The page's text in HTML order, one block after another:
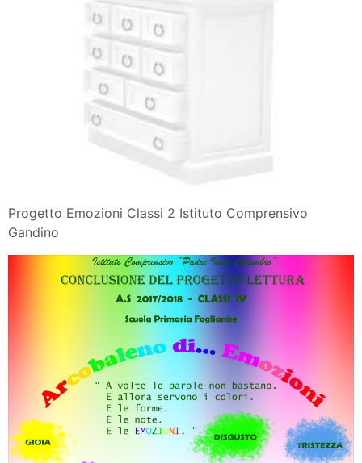
Progetto Emozioni Classi 2 Istituto Comprensivo
Gandino